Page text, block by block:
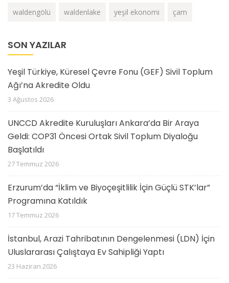
waldengölü waldenlake yeşil ekonomi çam
SON YAZILAR
Yeşil Türkiye, Küresel Çevre Fonu (GEF) Sivil Toplum
Ağı’na Akredite Oldu
3 Ağustos 2026
UNCCD Akredite Kuruluşları Ankara’da Bir Araya
Geldi: COP31 Öncesi Ortak Sivil Toplum Diyaloğu
Başlatıldı
27 Temmuz 2026
Erzurum’da “İklim ve Biyoçeşitlilik İçin Güçlü STK’lar”
Programına Katıldık
17 Temmuz 2026
İstanbul, Arazi Tahribatının Dengelenmesi (LDN) İçin
Uluslararası Çalıştaya Ev Sahipliği Yaptı
23 Haziran 2026